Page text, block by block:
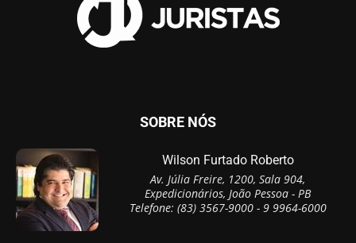
SOBRE NÓS
Wilson Furtado Roberto
Av. Júlia Freire, 1200, Sala 904,
Expedicionários, João Pessoa - PB
Telefone: (83) 3567-9000 - 9 9964-6000